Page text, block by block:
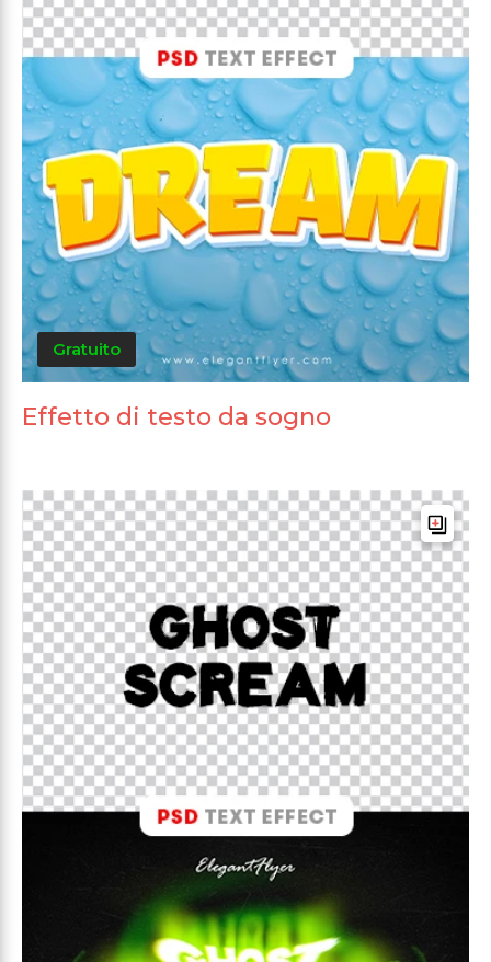
Gratuito
Effetto di testo da sogno